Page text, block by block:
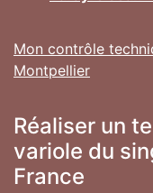
Mon contrôle
Montpellier
Réaliser un
variole du
France